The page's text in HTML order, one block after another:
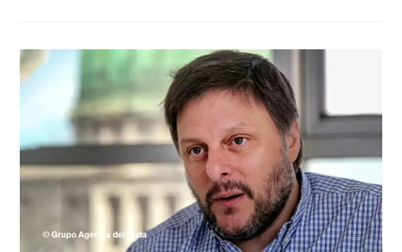
Buenos
Aires
«un
Hito
Para
La
Producción
Vitivinícola
De
La
Provincia»,
Se
Recibió
De
Sommelier